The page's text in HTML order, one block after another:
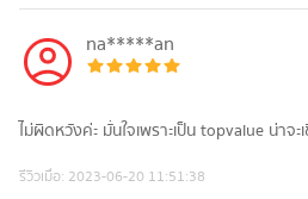
na*****an
ไม่ผิดหวังค่ะ มั่นใจเพราะเป็น topvalue น่าจะ
รีวิวเมื่อ: 2023-06-20 11:51:38